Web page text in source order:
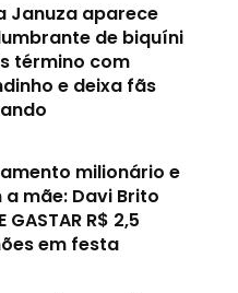
Januza aparece
de biquíni
término com
e deixa fãs
milionário e
a mãe: Davi Brito
GASTAR R$ 2,5
em festa